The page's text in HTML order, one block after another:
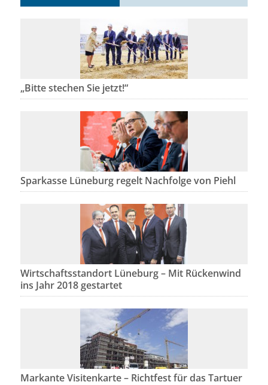
„Bitte stechen Sie jetzt!“
Sparkasse Lüneburg regelt Nachfolge von Piehl
Wirtschaftsstandort Lüneburg – Mit Rückenwind
ins Jahr 2018 gestartet
Markante Visitenkarte – Richtfest für das Tartuer